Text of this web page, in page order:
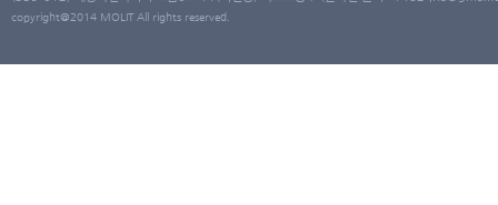
copyright@2014 MOLIT All rights reserved.